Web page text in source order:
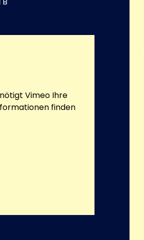
Vimeo Ihre
finden